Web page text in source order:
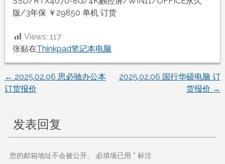
版/3年保 ￥29850 单机 订货
Views: 117
张贴在Thinkpad笔记本电脑
文
导
航
← 2025.02.06 思必驰办公本
订货报价
2025.02.06 国行华硕电脑 订
货报价 →
发表回复
您的邮箱地址不会被公开。 必填项已用 * 标注